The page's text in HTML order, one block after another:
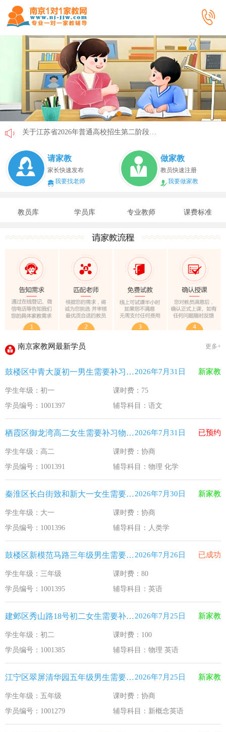
省教育厅最新发文！事关2026年普通高校综合评价招生改革
我市2026年春季学期学生资助申请开始
致全省中小学生家长的一封信
2025年12月江苏教育考试月历
最新！教育部等5部门发布20条举措
​2025年11月江苏教育考试月历
5个新突破！国新办发布会介绍“十四五”时期加快建设教育强
省教育厅最新发文！事关2026年普通高校综合评价招生改革 2026-4-10
我市2026年春季学期学生资助申请开始
速看！新学期开学安全提示！
致全省中小学生家长的一封信 2026-2-3
教育部关于做好2026年普通高校招生工作的通知 [教学(
江苏33个！教育部最新认定2025年第一批义务教育优质均
2025年12月江苏教育考试月历 2025-12-1
请家教
家长快速发布
我要找老师
做家教
教员快速注册
我要做家教
教员库 学员库 专业教师 课费标准
南京家教网最新学员 更多+
鼓楼区中青大厦初一男生需要补习语文2026年7月31日 新家教
学生年级：初一
课时费：75
学员编号：1001397
辅导科目：语文
栖霞区御龙湾高二女生需要补习物理 化学2026年7月31日 已预约
学生年级：高二
课时费：协商
学员编号：1001391
辅导科目：物理 化学
秦淮区长白街致和新大一女生需要补习人类学2026年7月30日 新家教
学生年级：大一
课时费：协商
学员编号：1001396
辅导科目：人类学
鼓楼区新模范马路三年级男生需要补习英语2026年7月26日 已成功
学生年级：三年级
课时费：80
学员编号：1001395
辅导科目：英语
建邺区秀山路18号初二女生需要补习物理 英语2026年7月25日 新家教
学生年级：初二
课时费：100
学员编号：1001385
辅导科目：物理 英语
江宁区翠屏清华园五年级男生需要补习新概念英语2026年7月25日 新家教
学生年级：五年级
课时费：协商
学员编号：1001279
辅导科目：新概念英语